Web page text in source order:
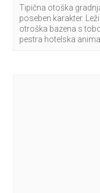
Tipična otoška
poseben karakter.
otroška bazena s
pestra hotelska